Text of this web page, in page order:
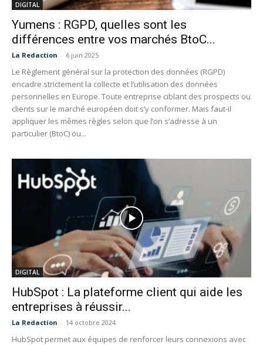
DIGITAL
Yumens : RGPD, quelles sont les
différences entre vos marchés BtoC...
La Redaction - 6 juin 2025
Le Règlement général sur la protection des données (RGPD)
encadre strictement la collecte et l’utilisation des données
personnelles en Europe. Toute entreprise ciblant des prospects ou
clients sur le marché européen doit s’y conformer. Mais faut-il
appliquer les mêmes règles selon que l’on s’adresse à un
particulier (BtoC) ou...
DIGITAL
HubSpot : La plateforme client qui aide les
entreprises à réussir...
La Redaction - 14 octobre 2024
HubSpot permet aux équipes de renforcer leurs connexions avec